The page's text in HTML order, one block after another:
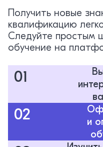
Получить новые
квалификацию
Следуйте простым
обучение на
01
02
и